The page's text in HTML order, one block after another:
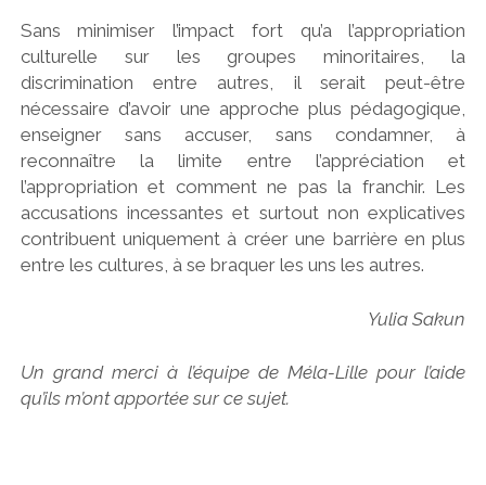
Sans minimiser l’impact fort qu’a l’appropriation
culturelle sur les groupes minoritaires, la
discrimination entre autres, il serait peut-être
nécessaire d’avoir une approche plus pédagogique,
enseigner sans accuser, sans condamner, à
reconnaître la limite entre l’appréciation et
l’appropriation et comment ne pas la franchir. Les
accusations incessantes et surtout non explicatives
contribuent uniquement à créer une barrière en plus
entre les cultures, à se braquer les uns les autres.
Yulia Sakun
Un grand merci à l’équipe de Méla-Lille pour l’aide
qu’ils m’ont apportée sur ce sujet.